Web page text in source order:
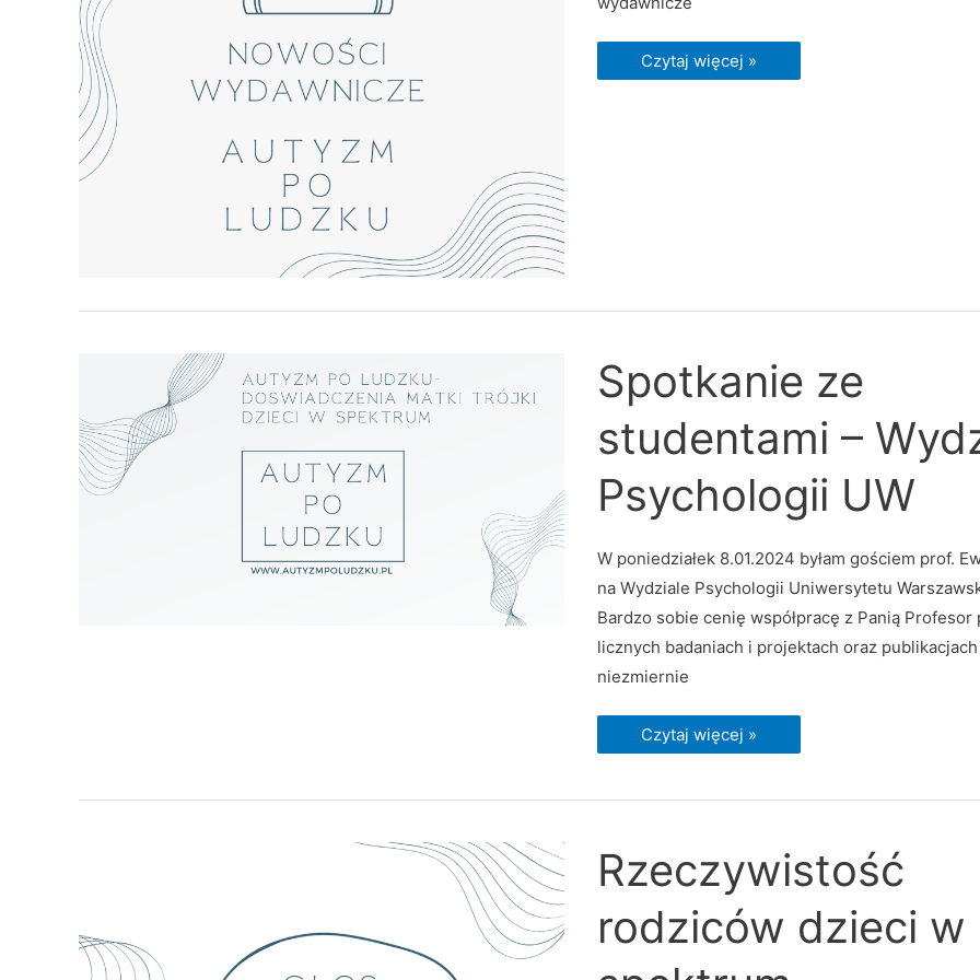
Czytaj więcej »
Spotkanie ze
studentami –
Psychologii UW
W poniedziałek 8.01.2024 byłam gościem prof.
na Wydziale Psychologii Uniwersytetu
Bardzo sobie cenię współpracę z Panią Profesor
licznych badaniach i projektach oraz
niezmiernie
ze
studentami
Wydział
Psychologii
UW
Czytaj więcej »
Rzeczywistość
rodziców dzieci w
rodziców
dzieci
spektrum